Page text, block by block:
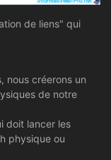
de liens" qui
nous créerons un
de notre
doit lancer les
physique ou